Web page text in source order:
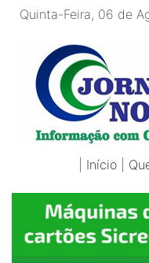
Quinta-Feira, 06 de
Início